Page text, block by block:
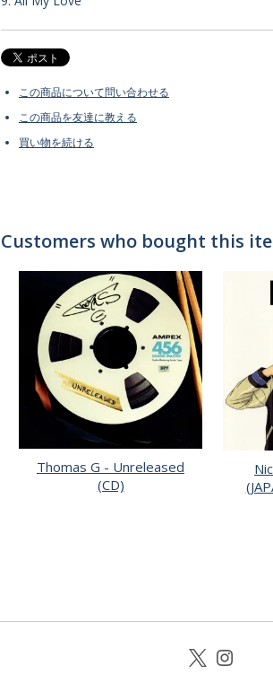
この商品について問い合わせる
この商品を友達に教える
買い物を続ける
Customers who bought this
Thomas G - Unreleased
(CD)